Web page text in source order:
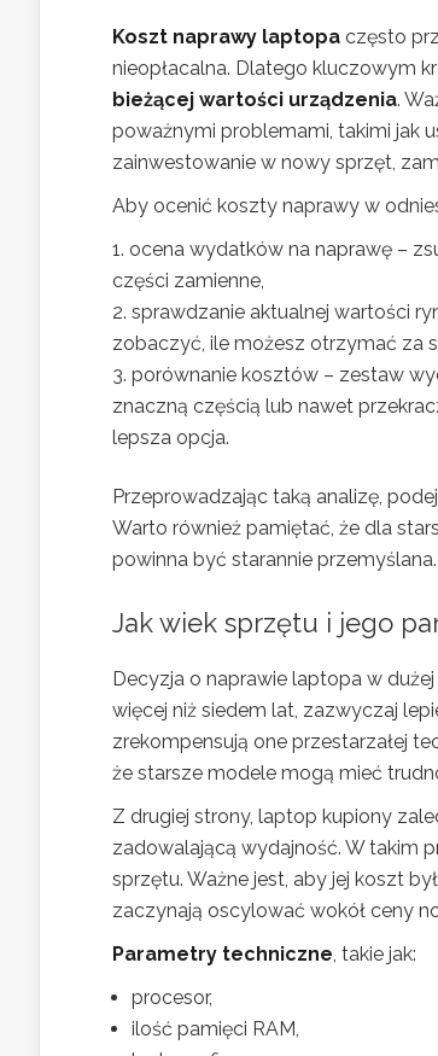
Koszt naprawy laptopa często
nieopłacalna. Dlatego kluczowym
bieżącej wartości urządzenia.
poważnymi problemami, takimi jak
zainwestowanie w nowy sprzęt,
Aby ocenić koszty naprawy w
ocena wydatków na naprawę –
części zamienne,
sprawdzanie aktualnej wartości
zobaczyć, ile możesz otrzymać za
porównanie kosztów – zestaw
znaczną częścią lub nawet
lepsza opcja.
Przeprowadzając taką analizę,
Warto również pamiętać, że dla
powinna być starannie przemyślana.
Jak wiek sprzętu i jego
Decyzja o naprawie laptopa w
więcej niż siedem lat, zazwyczaj
zrekompensują one przestarzałej
że starsze modele mogą mieć
Z drugiej strony, laptop kupiony
zadowalającą wydajność. W takim
sprzętu. Ważne jest, aby jej koszt
zaczynają oscylować wokół ceny
Parametry techniczne, takie jak:
procesor,
ilość pamięci RAM,